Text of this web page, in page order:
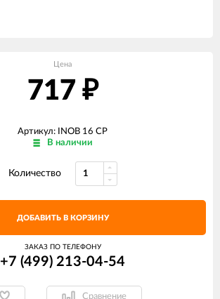
Цена
717 ₽
Артикул: INOB 16 CP
В наличии
Количество
ДОБАВИТЬ В КОРЗИНУ
ЗАКАЗ ПО ТЕЛЕФОНУ
+7 (499) 213-04-54​
Сравнение